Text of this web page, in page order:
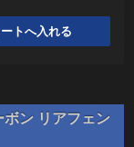
ン リアフェン